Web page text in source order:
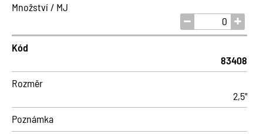
Množství / MJ
Kód
83408
Rozměr
2,5"
Poznámka